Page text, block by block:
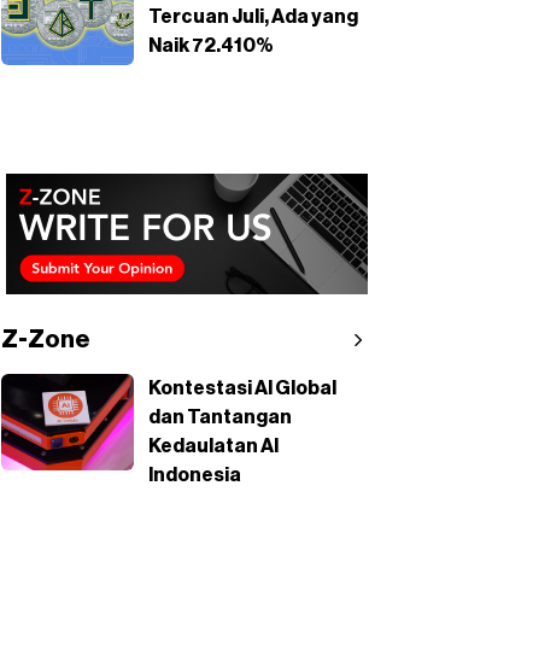
Tercuan Juli, Ada yang
Naik 72.410%
Z-Zone
Kontestasi AI Global
dan Tantangan
Kedaulatan AI
Indonesia